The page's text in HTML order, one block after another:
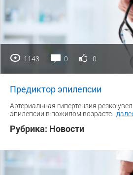
1143 0 0
Предиктор эпилепсии
Артериальная гипертензия резко
эпилепсии в пожилом возрасте.
Рубрика: Новости